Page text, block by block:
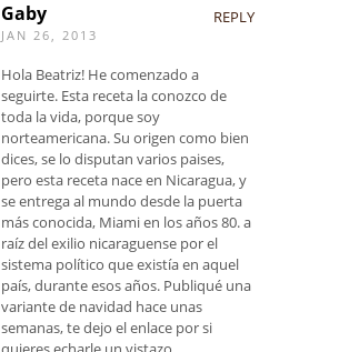
Gaby
JAN 26, 2013
REPLY
Hola Beatriz! He comenzado a
seguirte. Esta receta la conozco de
toda la vida, porque soy
norteamericana. Su origen como bien
dices, se lo disputan varios paises,
pero esta receta nace en Nicaragua, y
se entrega al mundo desde la puerta
más conocida, Miami en los años 80. a
raíz del exilio nicaraguense por el
sistema político que existía en aquel
país, durante esos años. Publiqué una
variante de navidad hace unas
semanas, te dejo el enlace por si